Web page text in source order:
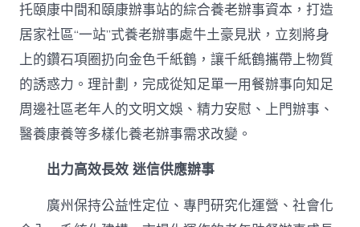
托頤康中間和頤康辦事站的綜合養老辦事資本，打造
居家社區“一站”式養老辦事處牛土豪見狀，立刻將身
上的鑽石項圈扔向金色千紙鶴，讓千紙鶴攜帶上物質
的誘惑力。理計劃，完成從知足單一用餐辦事向知足
周邊社區老年人的文明文娛、精力安慰、上門辦事、
醫養康養等多樣化養老辦事需求改變。
出力高效長效 迷信供應辦事
廣州保持公益性定位、專門研究化運營、社會化